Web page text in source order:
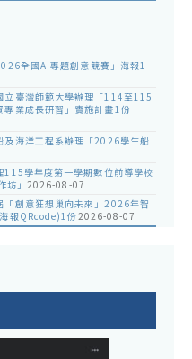
全國AI專題創意競賽」海報1
立臺灣師範大學辦理「114至115
專業成長研習」實施計畫1份
及海洋工程系辦理「2026學生船
115學年度第一學期數位前導學校
」 2026-08-07
「創意狂想巢向未來」2026年智
報QRcode)1份2026-08-07